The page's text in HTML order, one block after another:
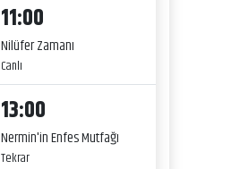
11:00
Nilüfer Zamanı
Canlı
13:00
Nermin'in Enfes Mutfağı
Tekrar